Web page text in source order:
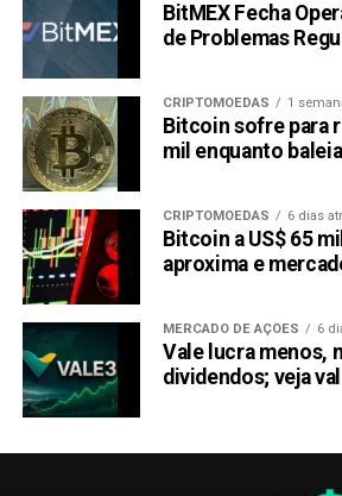
BitMEX Fecha
de Problemas
CRIPTOMOEDAS 1
Bitcoin sofre para
mil enquanto
CRIPTOMOEDAS 6 dias
Bitcoin a US$ 65
aproxima e
MERCADO DE AÇÕES 6
Vale lucra menos,
dividendos; veja